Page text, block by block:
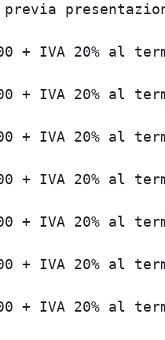
previa
+ IVA
+ IVA
+ IVA
+ IVA
+ IVA
+ IVA
+ IVA